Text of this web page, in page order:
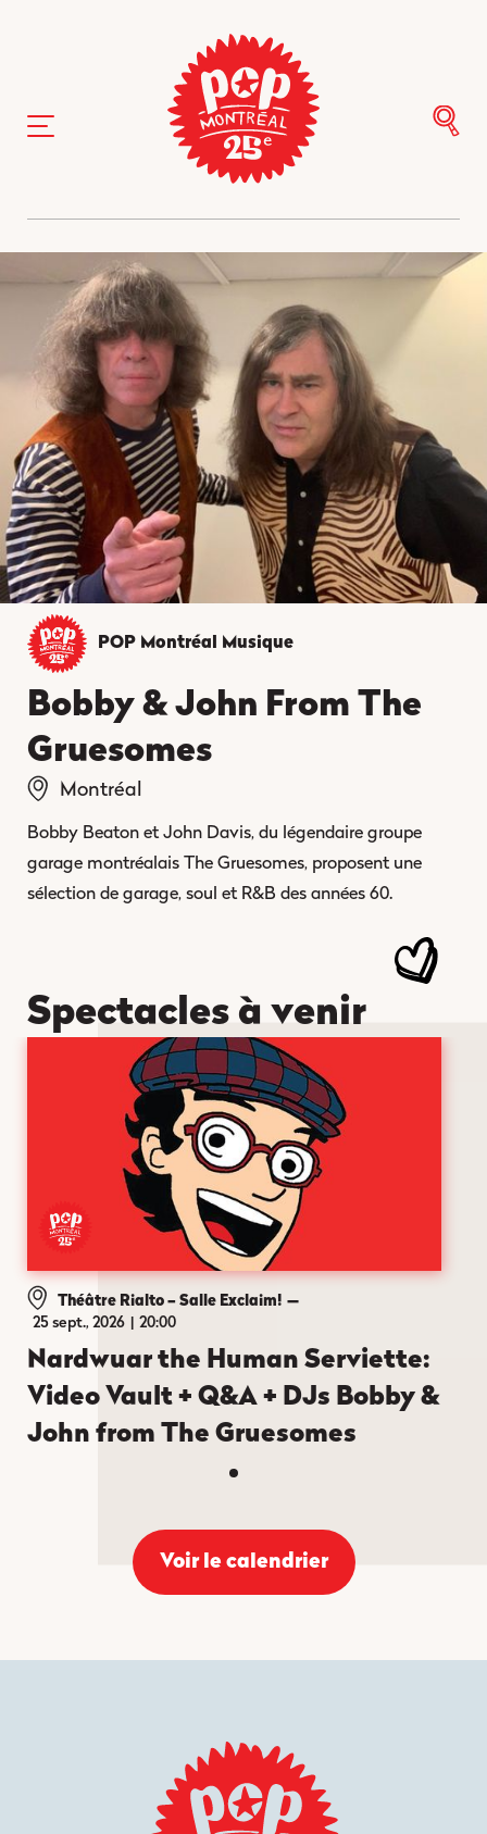
POP Montréal Musique
Bobby & John From The
Gruesomes
Montréal
Bobby Beaton et John Davis, du légendaire groupe
garage montréalais The Gruesomes, proposent une
sélection de garage, soul et R&B des années 60.
Spectacles à venir
Théâtre Rialto – Salle Exclaim! —
25 sept., 2026
20:00
Nardwuar the Human Serviette:
Video Vault + Q&A + DJs Bobby &
John from The Gruesomes
Voir le calendrier